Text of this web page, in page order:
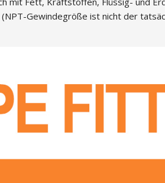
Gewindegröße ist nicht der